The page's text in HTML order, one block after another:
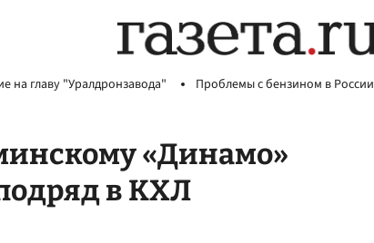
на главу "Уралдронзавода" Проблемы с бензином в России
«Динамо»
в КХЛ